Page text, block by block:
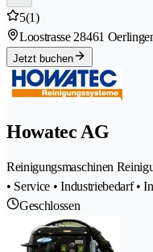
5(1)
Loostrasse 28461
Jetzt buchen
Howatec AG
Reinigungsmaschinen
• Service • Industriebedarf •
Geschlossen